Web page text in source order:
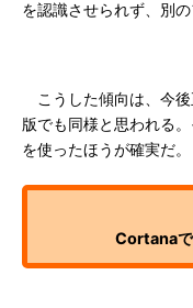
を認識させられず、別
こうした傾向は、今後
版でも同様と思われる
を使ったほうが確実だ。
Cortanaで